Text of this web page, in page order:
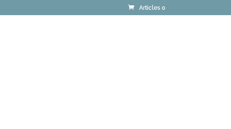
Articles 0